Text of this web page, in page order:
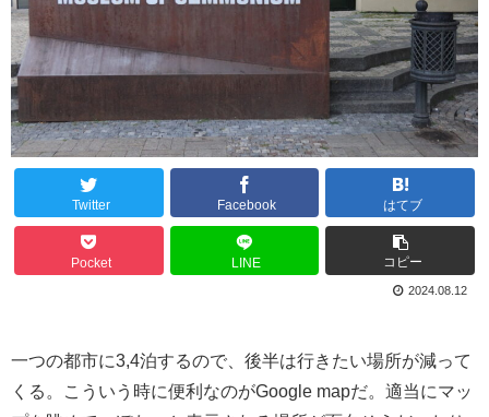
Twitter Facebook はてブ
Pocket LINE コピー
2024.08.12
一つの都市に3,4泊するので、後半は行きたい場所が減って
くる。こういう時に便利なのがGoogle mapだ。適当にマッ